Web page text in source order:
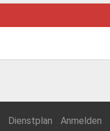
Dienstplan Anmelden